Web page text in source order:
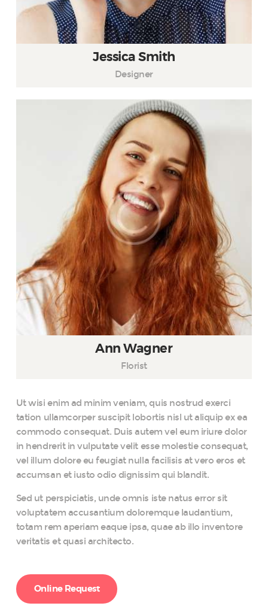
Jessica Smith
Designer
Ann Wagner
Florist
Ut wisi enim ad minim veniam, quis nostrud exerci
tation ullamcorper suscipit lobortis nisl ut aliquip ex ea
commodo consequat. Duis autem vel eum iriure dolor
in hendrerit in vulputate velit esse molestie consequat,
vel illum dolore eu feugiat nulla facilisis at vero eros et
accumsan et iusto odio dignissim qui blandit.
Sed ut perspiciatis, unde omnis iste natus error sit
voluptatem accusantium doloremque laudantium,
totam rem aperiam eaque ipsa, quae ab illo inventore
veritatis et quasi architecto.
Online Request